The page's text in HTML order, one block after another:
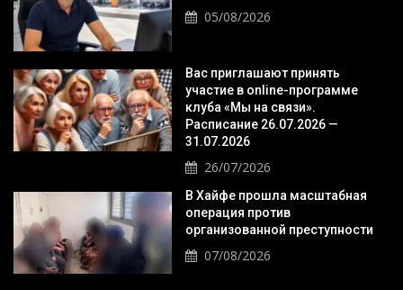
05/08/2026
Вас приглашают принять
участие в online-программе
клуба «Мы на связи».
Расписание 26.07.2026 —
31.07.2026
26/07/2026
В Хайфе прошла масштабная
операция против
организованной преступности
07/08/2026